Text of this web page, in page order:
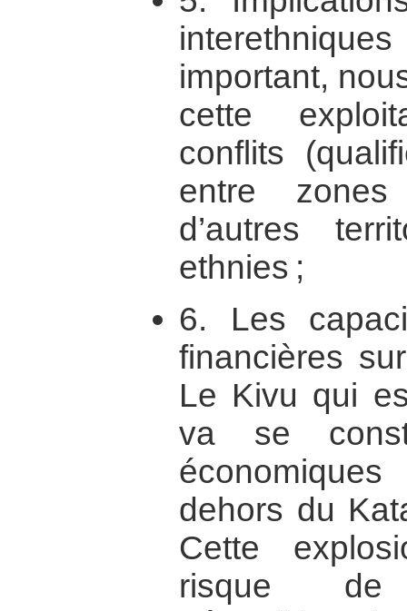
important,
cette
conflits
entre
d’autres
ethnies ;
6. Les
financières
Le Kivu qui
va se
dehors du
Cette
risque de